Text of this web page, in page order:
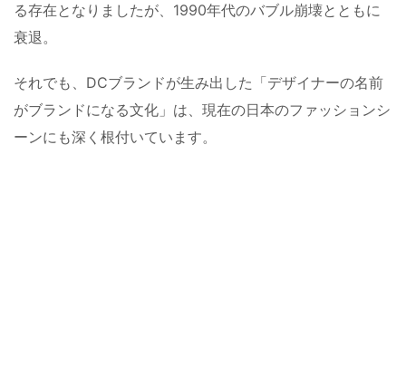
る存在となりましたが、1990年代のバブル崩壊とともに
衰退。
それでも、DCブランドが生み出した「デザイナーの名前
がブランドになる文化」は、現在の日本のファッションシ
ーンにも深く根付いています。